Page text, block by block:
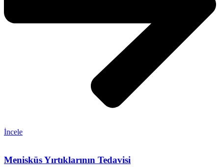
İncele
Menisküs Yırtıklarının Tedavisi